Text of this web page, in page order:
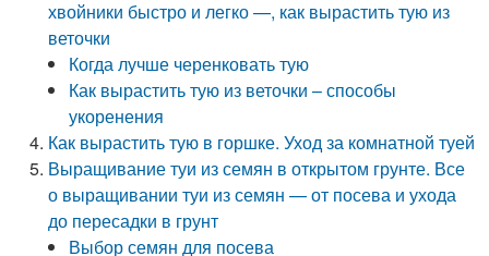
хвойники быстро и легко —, как вырастить тую из
веточки
Когда лучше черенковать тую
Как вырастить тую из веточки – способы
укоренения
Как вырастить тую в горшке. Уход за комнатной туей
Выращивание туи из семян в открытом грунте. Все
о выращивании туи из семян — от посева и ухода
до пересадки в грунт
Выбор семян для посева